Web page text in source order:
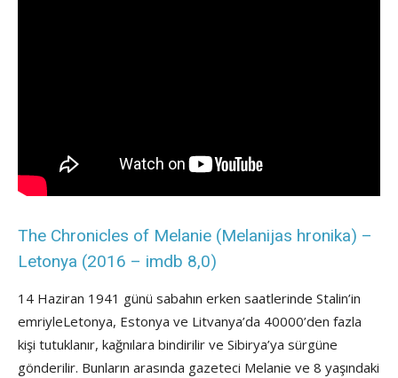
The Chronicles of Melanie (Melanijas hronika) –
Letonya (2016 – imdb 8,0)
14 Haziran 1941 günü sabahın erken saatlerinde Stalin’in
emriyleLetonya, Estonya ve Litvanya’da 40000’den fazla
kişi tutuklanır, kağnılara bindirilir ve Sibirya’ya sürgüne
gönderilir. Bunların arasında gazeteci Melanie ve 8 yaşındaki